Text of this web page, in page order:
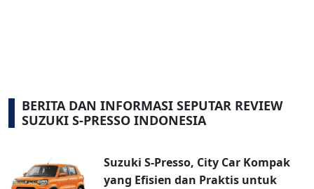
BERITA DAN INFORMASI SEPUTAR REVIEW
SUZUKI S-PRESSO INDONESIA
Suzuki S-Presso, City Car Kompak
yang Efisien dan Praktis untuk